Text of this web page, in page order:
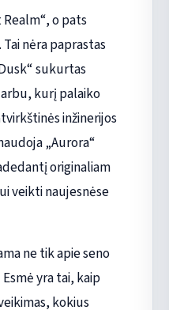
o pats
nėra paprastas
sukurtas
kurį palaiko
inžinerijos
„Aurora“
originaliam
veikti naujesnėse
ne tik apie seno
yra tai, kaip
kokius